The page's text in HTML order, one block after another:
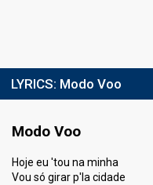
LYRICS: Modo Voo
Modo Voo
Hoje eu 'tou na minha
Vou só girar p'la cidade